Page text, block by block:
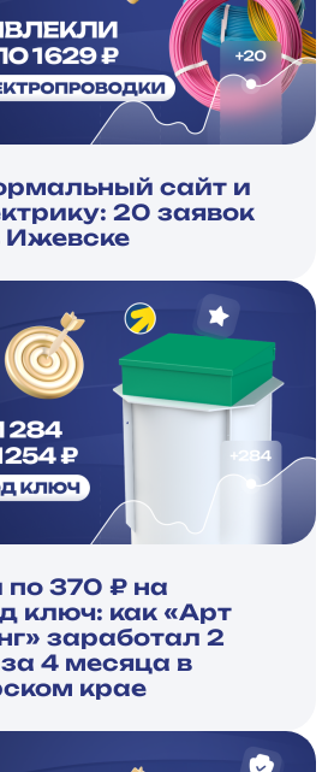
сайт и
20 заявок
Ижевске
по 370 ₽ на
ключ: как «Арт
заработал 2
4 месяца в
крае